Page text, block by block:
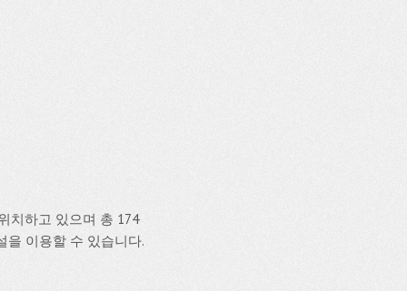
치하고 있으며 총 174
을 이용할 수 있습니다.